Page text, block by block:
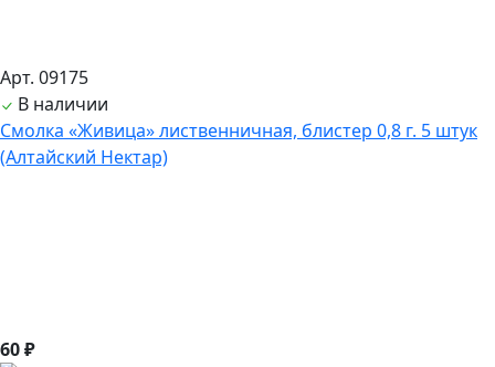
Арт. 09175
В наличии
Смолка «Живица» лиственничная, блистер 0,8 г. 5 штук
(Алтайский Нектар)
60 ₽